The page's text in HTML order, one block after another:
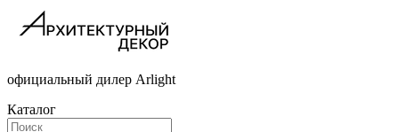
официальный дилер Arlight
Каталог